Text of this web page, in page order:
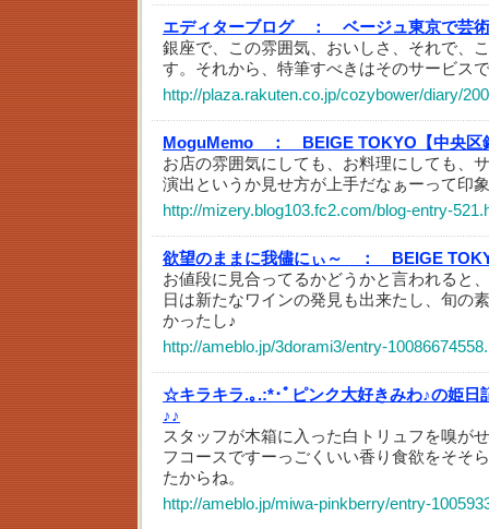
エディターブログ ：
ベージュ東京で芸
銀座で、この雰囲気、おいしさ、それで、
す。それから、特筆すべきはそのサービス
http://plaza.rakuten.co.jp/cozybower/diary/
MoguMemo ：
BEIGE TOKYO【中央区
お店の雰囲気にしても、お料理にしても、
演出というか見せ方が上手だなぁーって印
http://mizery.blog103.fc2.com/blog-entry-
欲望のままに我儘にぃ～ ：
BEIGE
お値段に見合ってるかどうかと言われると
日は新たなワインの発見も出来たし、旬の
かったし♪
http://ameblo.jp/3dorami3/entry-
☆キラキラ.｡.:*･ﾟピンク大好きみわ♪の姫
♪♪
スタッフが木箱に入った白トリュフを嗅が
フコースですーっごくいい香り食欲をそそ
たからね。
http://ameblo.jp/miwa-pinkberry/entry-